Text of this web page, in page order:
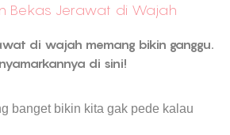
Bekas Jerawat di Wajah
di wajah memang bikin ganggu.
di sini!
banget bikin kita gak pede kalau